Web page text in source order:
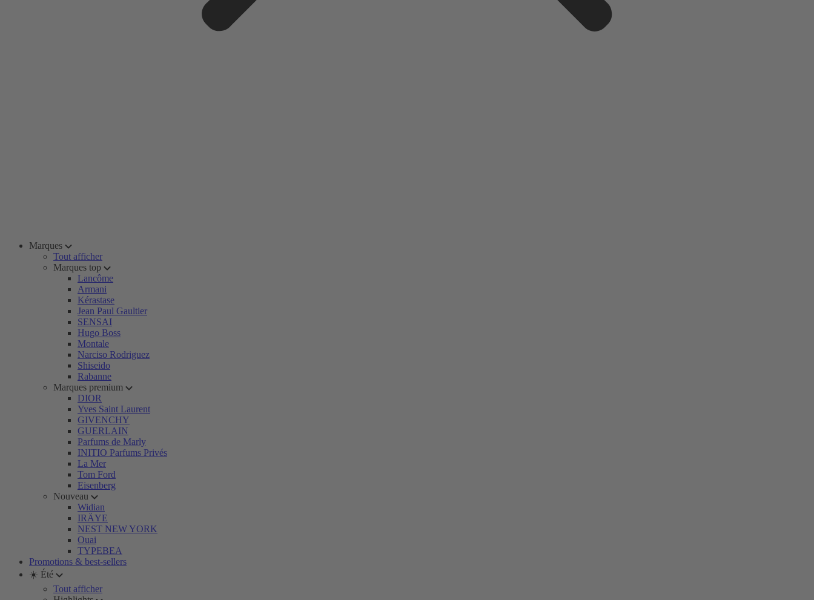
Marques
Tout afficher
Marques top
Lancôme
Armani
Kérastase
Jean Paul Gaultier
SENSAI
Hugo Boss
Montale
Narciso Rodriguez
Shiseido
Rabanne
Marques premium
DIOR
Yves Saint Laurent
GIVENCHY
GUERLAIN
Parfums de Marly
INITIO Parfums Privés
La Mer
Tom Ford
Eisenberg
Nouveau
Widian
IRÄYE
NEST NEW YORK
Ouai
TYPEBEA
Promotions & best-sellers
☀️ Été
Tout afficher